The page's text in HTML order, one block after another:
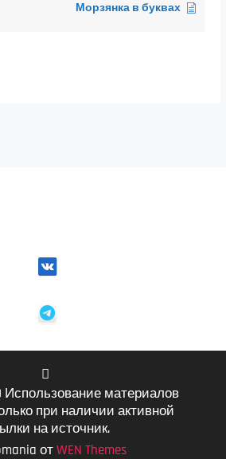
Морзянка в буквах
VK
© Использование материалов
при наличии активной
на источник.
отWEN Themes